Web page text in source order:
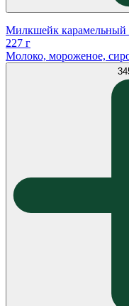
Милкшейк карамельный
227 г
Молоко, мороженое,